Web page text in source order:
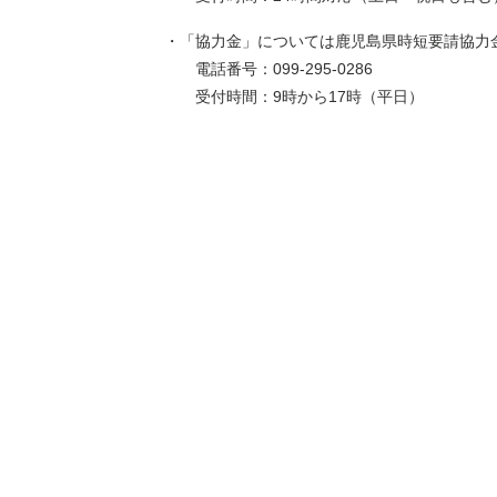
・「協力金」については鹿児島県時短要請協力
電話番号：099-295-0286
受付時間：9時から17時（平日）